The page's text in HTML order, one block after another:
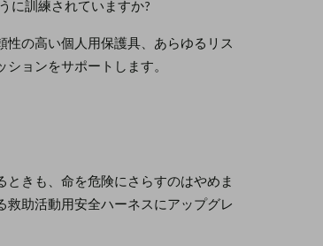
に訓練されていますか?
性の高い個人用保護具、あらゆるリス
ョンをサポートします。
きも、命を危険にさらすのはやめま
救助活動用安全ハーネスにアップグレ